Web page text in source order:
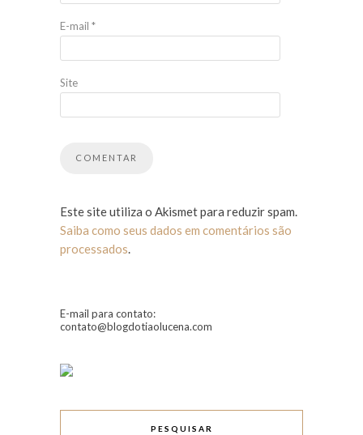
E-mail *
Site
Este site utiliza o Akismet para reduzir spam.
Saiba como seus dados em comentários são
processados.
E-mail para contato:
contato@blogdotiaolucena.com
PESQUISAR